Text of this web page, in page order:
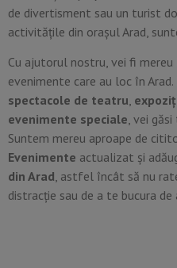
de divertisment sau un turist
activitățile din orașul Arad,
Cu ajutorul nostru, vei fi
evenimente care au loc în
spectacole de teatru,
evenimente speciale, vei
Suntem mereu aproape de
Evenimente actualizat și
din Arad, astfel încât să nu
distracție sau de a te bucura